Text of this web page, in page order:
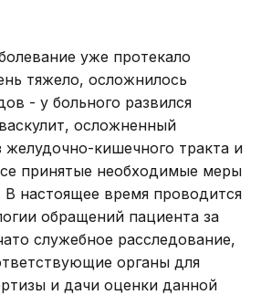
уже протекало
тяжело, осложнилось
- у больного развился
осложненный
желудочно-кишечного тракта и
принятые необходимые меры
настоящее время проводится
обращений пациента за
служебное расследование,
органы для
и дачи оценки данной